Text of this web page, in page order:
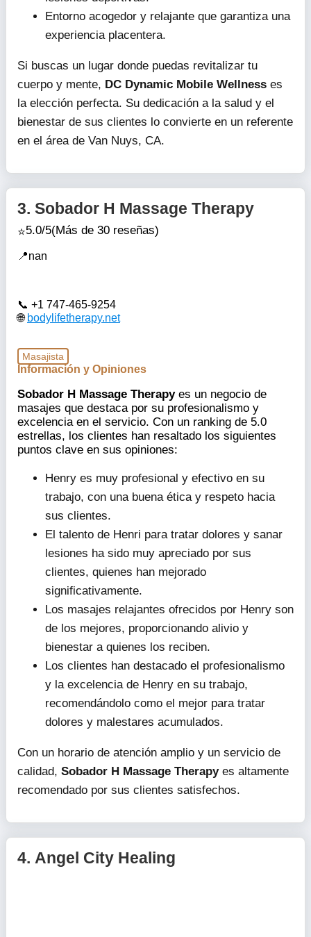
Entorno acogedor y relajante que garantiza una
experiencia placentera.
Si buscas un lugar donde puedas revitalizar tu
cuerpo y mente, DC Dynamic Mobile Wellness es
la elección perfecta. Su dedicación a la salud y el
bienestar de sus clientes lo convierte en un referente
en el área de Van Nuys, CA.
+1 747-465-9254
bodylifetherapy.net
3. Sobador H Massage Therapy
5.0/5(Más de 30 reseñas)
nan
Masajista
Información y Opiniones
Sobador H Massage Therapyes un negocio de
masajes que destaca por su profesionalismo y
excelencia en el servicio. Con un ranking de 5.0
estrellas, los clientes han resaltado los siguientes
puntos clave en sus opiniones:
Henry es muy profesional y efectivo en su
trabajo, con una buena ética y respeto hacia
sus clientes.
El talento de Henri para tratar dolores y sanar
lesiones ha sido muy apreciado por sus
clientes, quienes han mejorado
significativamente.
Los masajes relajantes ofrecidos por Henry son
de los mejores, proporcionando alivio y
bienestar a quienes los reciben.
Los clientes han destacado el profesionalismo
y la excelencia de Henry en su trabajo,
recomendándolo como el mejor para tratar
dolores y malestares acumulados.
Con un horario de atención amplio y un servicio de
calidad, Sobador H Massage Therapyes altamente
recomendado por sus clientes satisfechos.
4. Angel City Healing